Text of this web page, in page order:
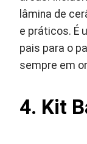
lâmina de
e práticos. É
pais para o
sempre em
4. Kit